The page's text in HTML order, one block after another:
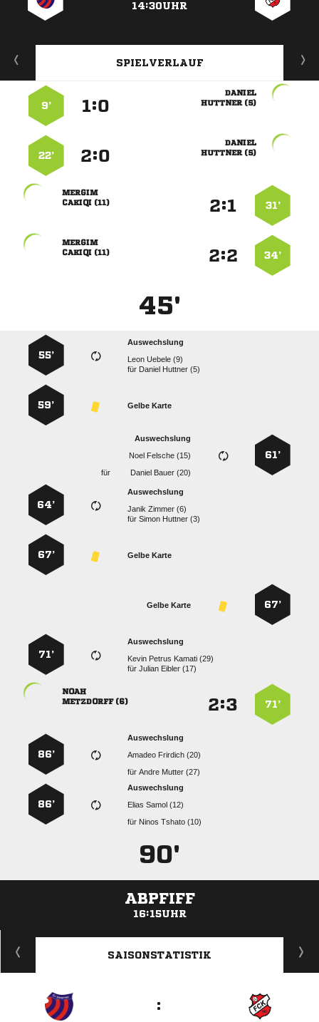
14:30UHR
SPIELVERLAUF

 
:
9’

 
:
22’
31’
:

 
34’
:

 
45'
Auswechslung
  
für   
55’
Gelbe Karte
59’
61’
Auswechslung
  
für
  
Auswechslung
  
für  
64’
Gelbe Karte
67’
67’
Gelbe Karte
Auswechslung
   
für  
71’
71’
:

 
Auswechslung
  
für  
86’
Auswechslung
  
für   
86’
90'
ABPFIFF
16:15UHR
ANZEIGE
SAISONSTATISTIK
: